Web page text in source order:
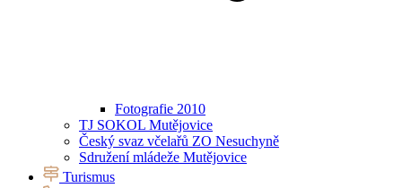
Fotografie 2010
TJ SOKOL Mutějovice
Český svaz včelařů ZO Nesuchyně
Sdružení mládeže Mutějovice
Turismus